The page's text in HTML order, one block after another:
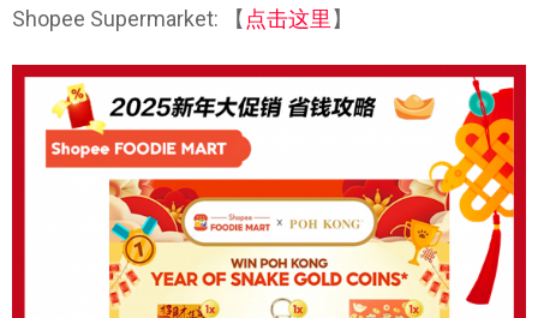
Shopee Supermarket: 【 点击这里 】